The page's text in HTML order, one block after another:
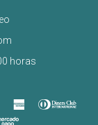
horas